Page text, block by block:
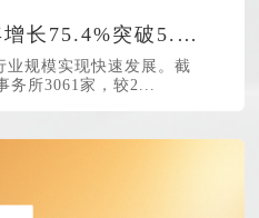
山东执业律师人数5年增长75.4%突破5.5万人
业规模实现快速发展。截
务所3061家，较2...